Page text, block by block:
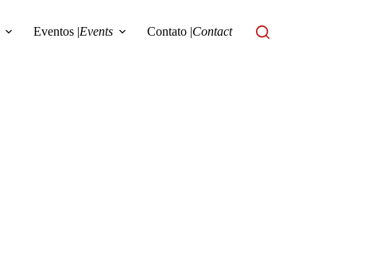
Eventos |Events Contato |Contact